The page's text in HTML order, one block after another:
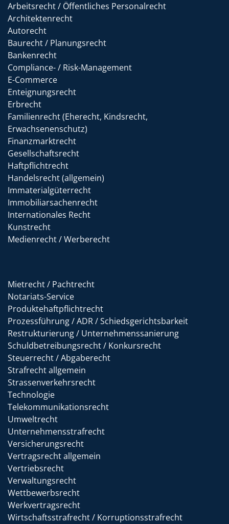
Arbeitsrecht / Öffentliches Personalrecht
Architektenrecht
Autorecht
Baurecht / Planungsrecht
Bankenrecht
Compliance- / Risk-Management
E-Commerce
Enteignungsrecht
Erbrecht
Familienrecht (Eherecht, Kindsrecht,
Erwachsenenschutz)
Finanzmarktrecht
Gesellschaftsrecht
Haftpflichtrecht
Handelsrecht (allgemein)
Immaterialgüterrecht
Immobiliarsachenrecht
Internationales Recht
Kunstrecht
Medienrecht / Werberecht
Mietrecht / Pachtrecht
Notariats-Service
Produktehaftpflichtrecht
Prozessführung / ADR / Schiedsgerichtsbarkeit
Restrukturierung / Unternehmenssanierung
Schuldbetreibungsrecht / Konkursrecht
Steuerrecht / Abgaberecht
Strafrecht allgemein
Strassenverkehrsrecht
Technologie
Telekommunikationsrecht
Umweltrecht
Unternehmensstrafrecht
Versicherungsrecht
Vertragsrecht allgemein
Vertriebsrecht
Verwaltungsrecht
Wettbewerbsrecht
Werkvertragsrecht
Wirtschaftsstrafrecht / Korruptionsstrafrecht